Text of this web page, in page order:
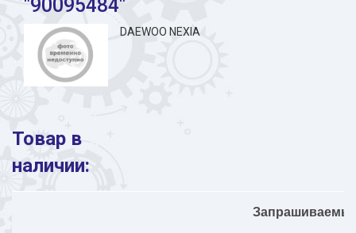
"90095484"
DAEWOO NEXIA
Товар в
наличии: